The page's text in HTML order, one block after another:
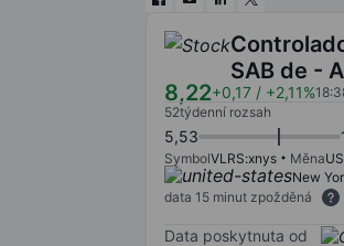
SAB de -
8,22+0,17 / +2,11%
52týdenní rozsah
5,53
SymbolVLRS:xnys Měna
New
data 15 minut zpožděná
Data poskytnuta od